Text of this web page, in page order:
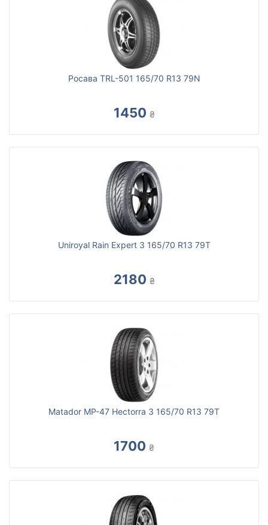
Росава TRL-501 165/70 R13 79N
1450 ₴
Uniroyal Rain Expert 3 165/70 R13 79T
2180 ₴
Matador MP-47 Hectorra 3 165/70 R13 79T
1700 ₴